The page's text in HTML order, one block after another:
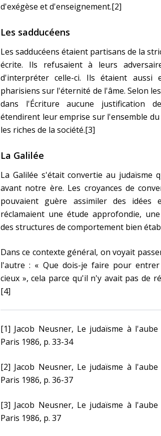
d'exégèse et d'enseignement.[2]
Les sadducéens
Les sadducéens étaient partisans de la
écrite. Ils refusaient à leurs
d'interpréter celle-ci. Ils étaient aussi
pharisiens sur l'éternité de l'âme. Selon
dans l'Écriture aucune justification
étendirent leur emprise sur l'ensemble
les riches de la société.[3]
La Galilée
La Galilée s'était convertie au judaïsme
avant notre ère. Les croyances de
pouvaient guère assimiler des idées
réclamaient une étude approfondie,
des structures de comportement bien
Dans ce contexte général, on voyait
l'autre : « Que dois-je faire pour entrer
cieux », cela parce qu'il n'y avait pas de
[4]
[1] Jacob Neusner, Le judaïsme à
Paris 1986, p. 33-34
[2] Jacob Neusner, Le judaïsme à
Paris 1986, p. 36-37
[3] Jacob Neusner, Le judaïsme à
Paris 1986, p. 37